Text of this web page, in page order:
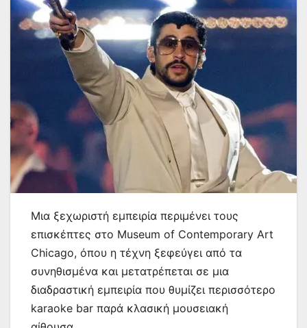
Μια ξεχωριστή εμπειρία περιμένει τους
επισκέπτες στο Museum of Contemporary Art
Chicago, όπου η τέχνη ξεφεύγει από τα
συνηθισμένα και μετατρέπεται σε μια
διαδραστική εμπειρία που θυμίζει περισσότερο
karaoke bar παρά κλασική μουσειακή